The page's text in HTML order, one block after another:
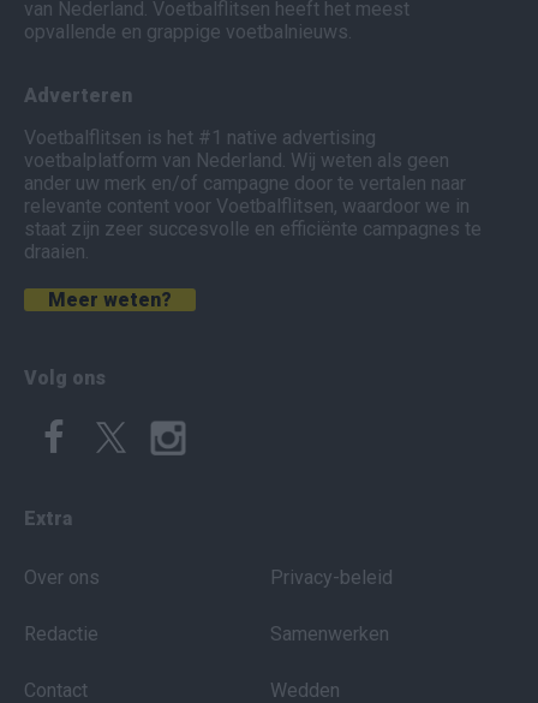
van Nederland. Voetbalflitsen heeft het meest
opvallende en grappige voetbalnieuws.
Adverteren
Voetbalflitsen is het #1 native advertising
voetbalplatform van Nederland. Wij weten als geen
ander uw merk en/of campagne door te vertalen naar
relevante content voor Voetbalflitsen, waardoor we in
staat zijn zeer succesvolle en efficiënte campagnes te
draaien.
Meer weten?
Volg ons
Extra
Over ons
Redactie
Contact
Privacy-beleid
Samenwerken
Wedden